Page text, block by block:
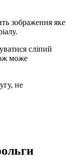
зображення яке
сліпий
може
не